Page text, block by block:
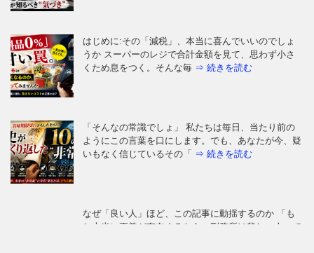
「そんなの常識でしょ」 私たちは毎日、当たり前の
ようにこの言葉を口にします。でも、あなたが今、疑
なぜ「良い人」ほど、この記事に動揺するのか 「も
し本当に正義が存在するなら、刑務所は貧しい人々で